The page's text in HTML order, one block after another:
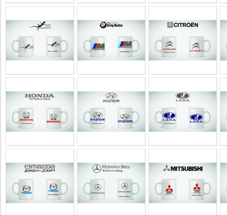
interest
Social
PERSONAL
Login
FB
login
Registration